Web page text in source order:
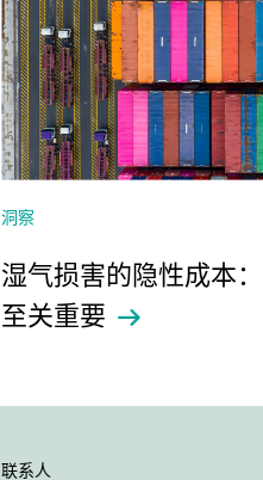
洞察
湿气损害的隐性成本
至关重要
联系人